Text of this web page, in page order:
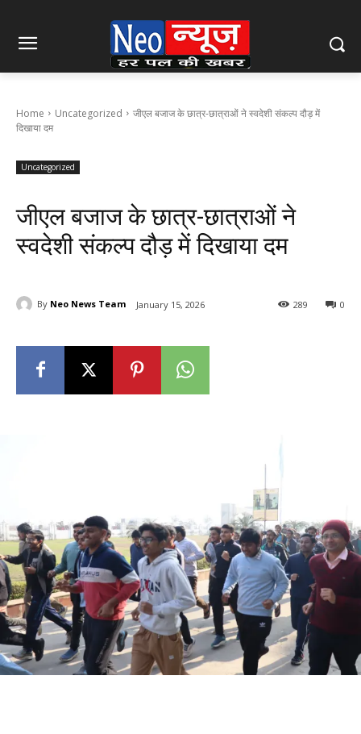
Home Uncategorized
जीएल बजाज के छात्र-छात्राओं ने स्वदेशी संकल्प दौड़ में
दिखाया दम
Uncategorized
जीएल बजाज के छात्र-छात्राओं ने
स्वदेशी संकल्प दौड़ में दिखाया दम
By Neo News Team January 15, 2026 0
289